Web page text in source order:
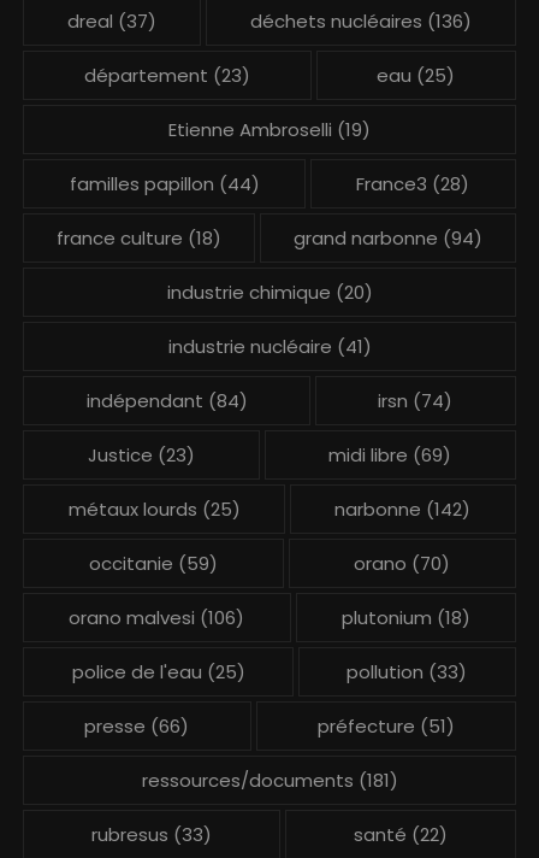
dreal (37) déchets nucléaires (136)
département (23) eau (25)
Etienne Ambroselli (19)
familles papillon (44) France3 (28)
france culture (18) grand narbonne (94)
industrie chimique (20)
industrie nucléaire (41)
indépendant (84) irsn (74)
Justice (23) midi libre (69)
métaux lourds (25) narbonne (142)
occitanie (59) orano (70)
orano malvesi (106) plutonium (18)
police de l'eau (25) pollution (33)
presse (66) préfecture (51)
ressources/documents (181)
rubresus (33) santé (22)